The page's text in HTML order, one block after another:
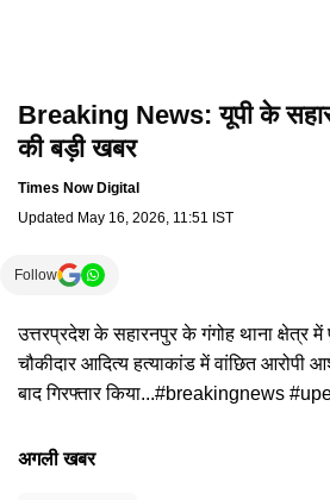
Playing in picture-in-picture
Breaking News: यूपी के
की बड़ी खबर
Times Now Digital
Updated May 16, 2026, 11:51 IST
Follow
उत्तरप्रदेश के सहारनपुर के गंगोह थाना क्षेत्र
चौकीदार आदित्य हत्याकांड में वांछित
बाद गिरफ्तार किया...#breakingnews
अगली खबर